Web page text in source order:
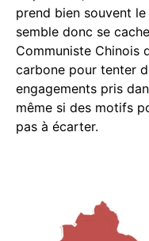
prend bien souvent
semble donc se
Communiste Chinois
carbone pour tenter
engagements pris
même si des motifs
pas à écarter.